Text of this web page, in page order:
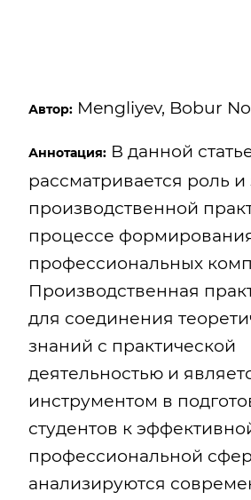
Автор: Mengliyev, Bobur
Аннотация: В данной
рассматривается роль
производственной
процессе
профессиональных
Производственная
для соединения
знаний с практической
деятельностью и
инструментом в
студентов к
профессиональной
анализируются